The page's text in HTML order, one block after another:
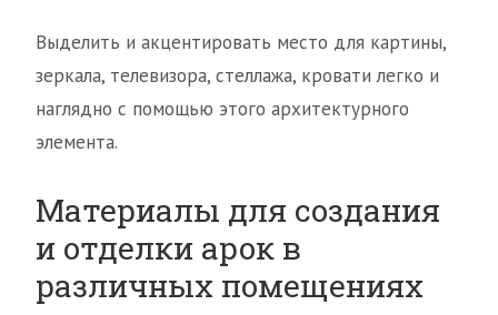
Выделить и акцентировать место для картины,
зеркала, телевизора, стеллажа, кровати легко и
наглядно с помощью этого архитектурного
элемента.
Материалы для создания
и отделки арок в
различных помещениях